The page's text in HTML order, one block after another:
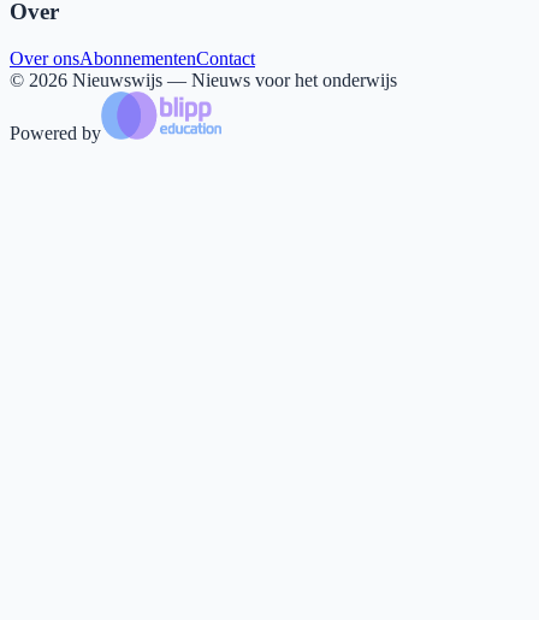
Over
Over onsAbonnementenContact
© 2026 Nieuwswijs — Nieuws voor het onderwijs
Powered by